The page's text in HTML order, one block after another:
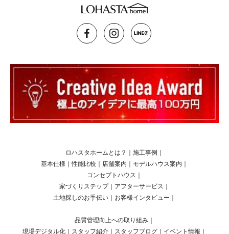
ロハスタホームとは？ 施工事例
基本仕様 ｜性能比較 店舗案内 モデルハウス案内
コンセプトハウス
家づくりステップ
アフターサービス
土地探しのお手伝い
お客様インタビュー
品質管理向上への取り組み
現場デジタル化
スタッフ紹介 スタッフブログ イベント情報